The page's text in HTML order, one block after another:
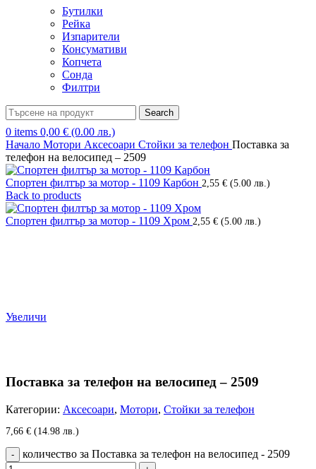
Бутилки
Рейка
Изпарители
Консумативи
Копчета
Сонда
Филтри
Search
0 items 0,00 € (0.00 лв.)
Начало Мотори Аксесоари Стойки за телефон Поставка за
телефон на велосипед – 2509
Спортен филтър за мотор - 1109 Карбон 2,55 € (5.00 лв.)
Back to products
Спортен филтър за мотор - 1109 Хром 2,55 € (5.00 лв.)
Увеличи
Поставка за телефон на велосипед – 2509
Категории: Аксесоари, Мотори, Стойки за телефон
7,66 € (14.98 лв.)
количество за Поставка за телефон на велосипед - 2509